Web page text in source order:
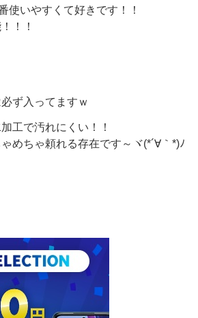
使いやすくて好きです！！
！！
ず入ってますｗ
工で汚れにくい！！
めちゃ頼れる存在です～ヾ(*´∀｀*)ﾉ